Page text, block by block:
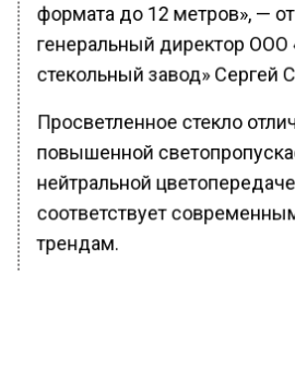
формата до 12 метров», —
генеральный директор ООО
стекольный завод» Сергей
Просветленное стекло
повышенной
нейтральной
соответствует
трендам.